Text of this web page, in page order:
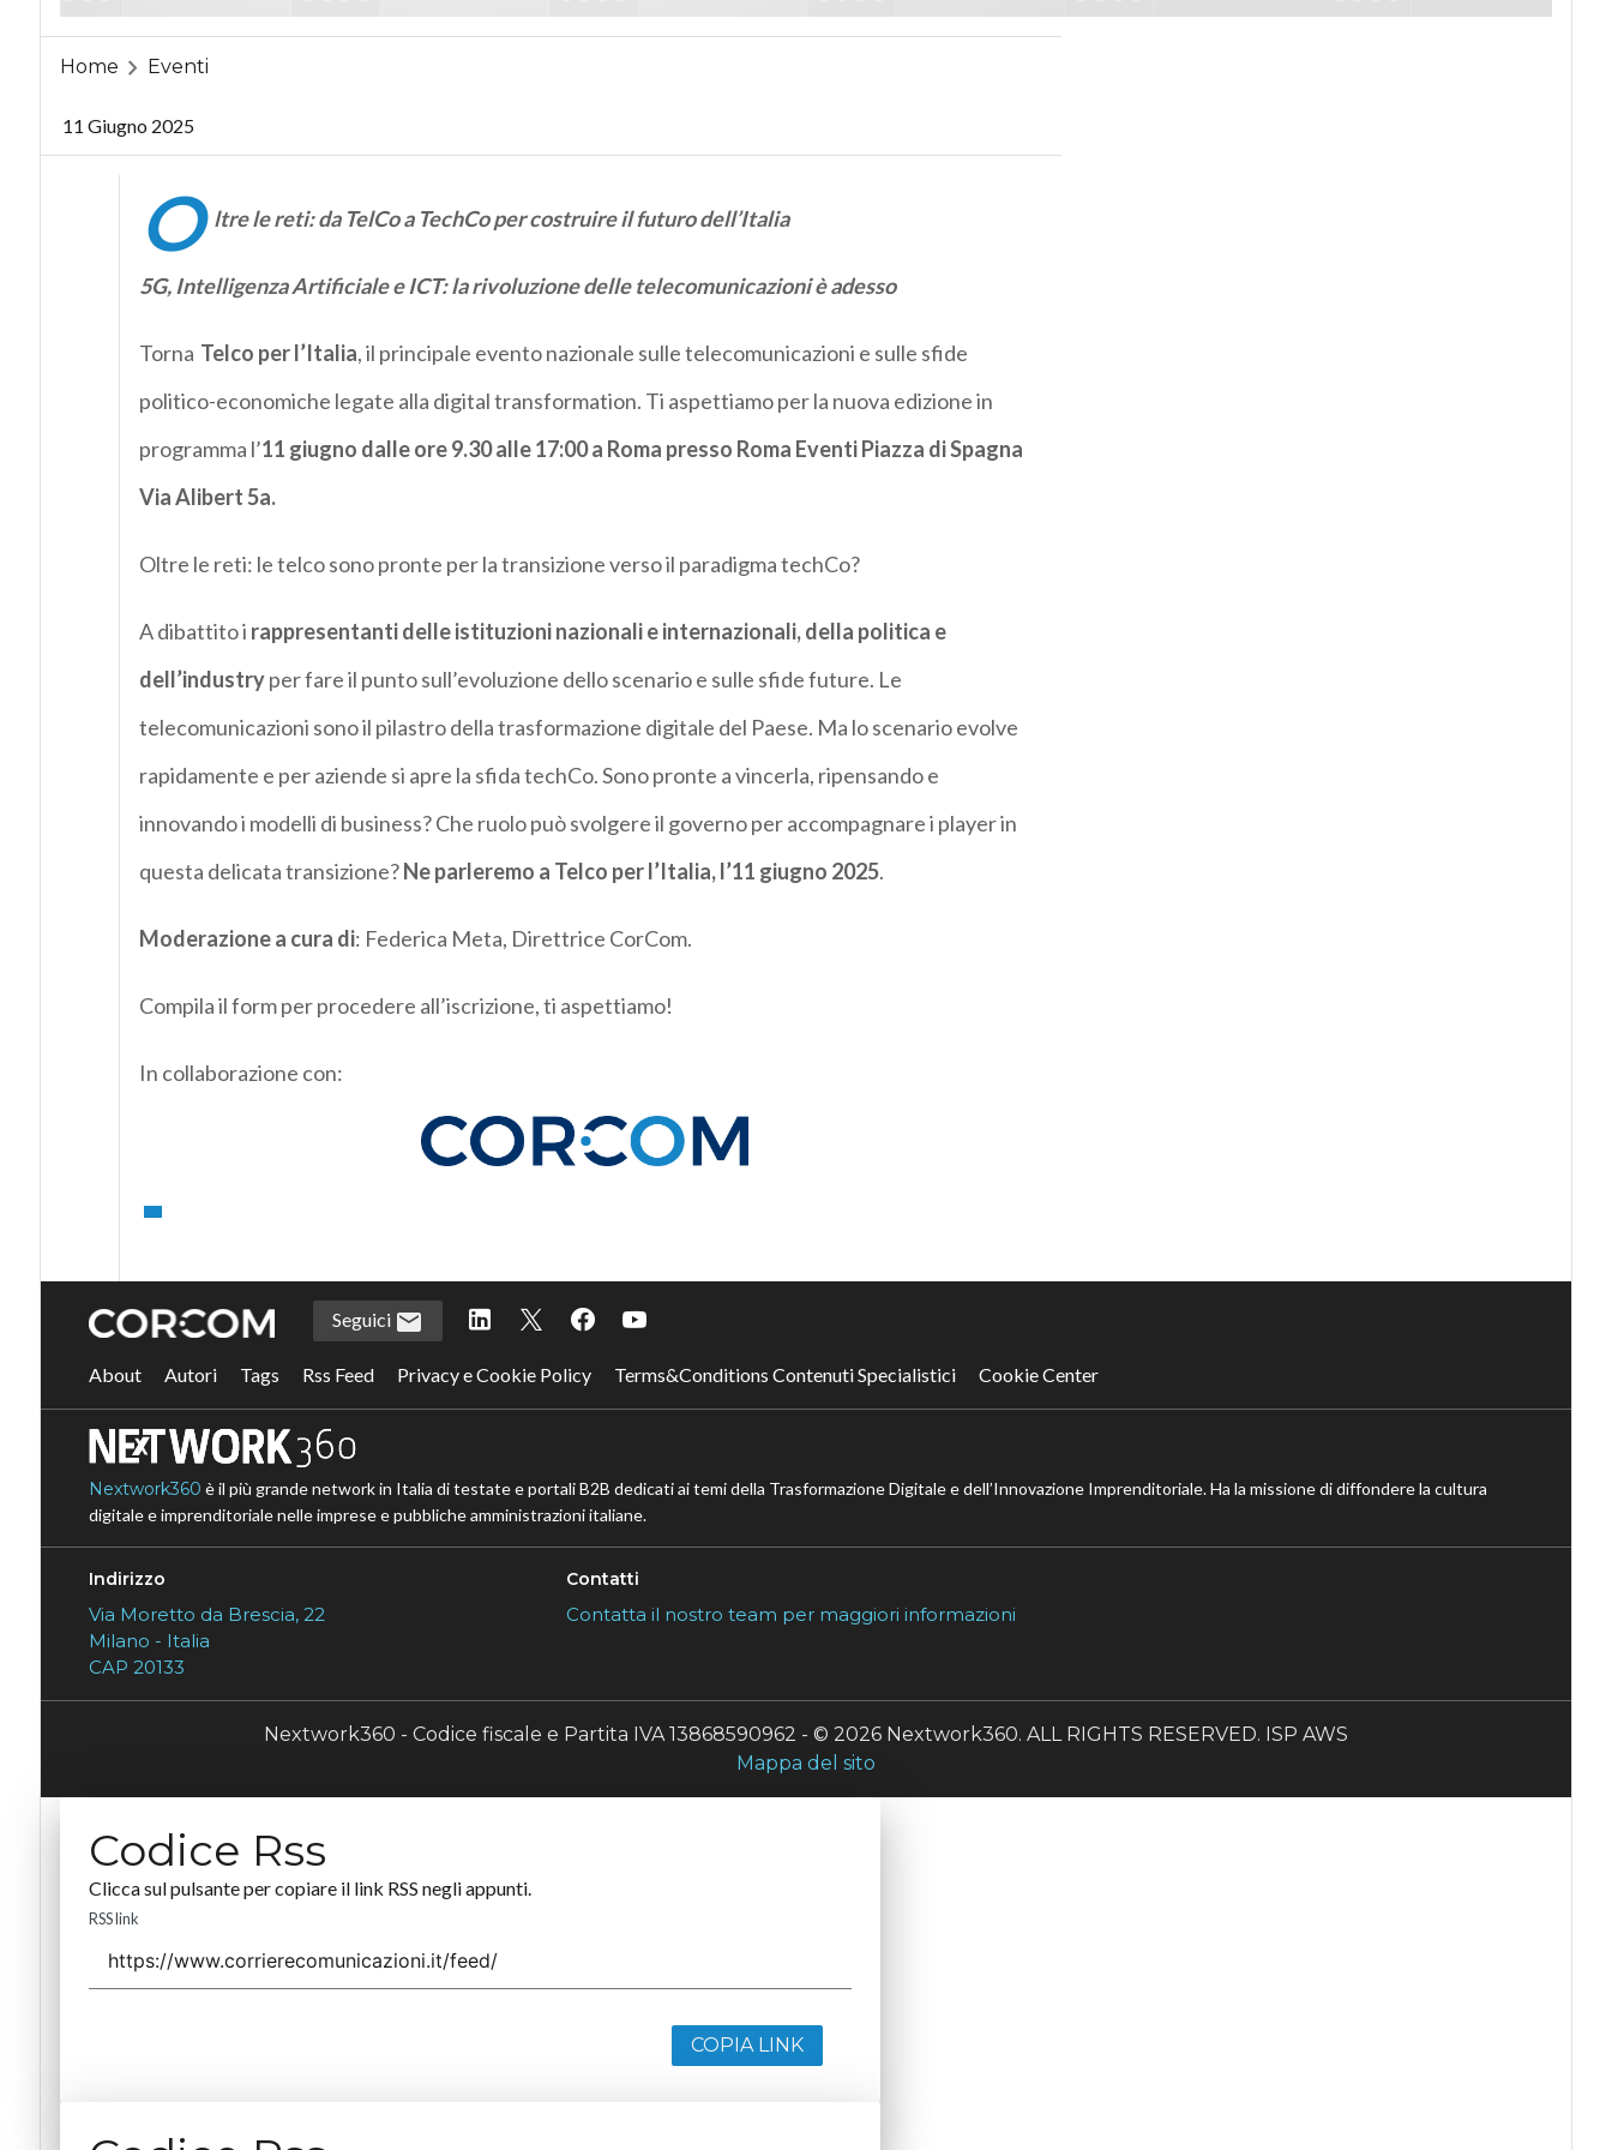
Home Eventi
11 Giugno 2025
O ltre le reti: da TelCo a TechCo per costruire il futuro dell’Italia
5G, Intelligenza Artificiale e ICT: la rivoluzione delle telecomunicazioni è adesso
Torna Telco per l’Italia, il principale evento nazionale sulle telecomunicazioni e sulle sfide
politico-economiche legate alla digital transformation. Ti aspettiamo per la nuova edizione in
programma l’11 giugno dalle ore 9.30 alle 17:00 a Roma presso Roma Eventi Piazza di Spagna
Via Alibert 5a.
Oltre le reti: le telco sono pronte per la transizione verso il paradigma techCo?
A dibattito i rappresentanti delle istituzioni nazionali e internazionali, della politica e
dell’industryper fare il punto sull’evoluzione dello scenario e sulle sfide future. Le
telecomunicazioni sono il pilastro della trasformazione digitale del Paese. Ma lo scenario evolve
rapidamente e per aziende si apre la sfida techCo. Sono pronte a vincerla, ripensando e
innovando i modelli di business? Che ruolo può svolgere il governo per accompagnare i player in
questa delicata transizione?Ne parleremo a Telco per l’Italia, l’11 giugno 2025.
Moderazione a cura di: Federica Meta, Direttrice CorCom.
Compila il form per procedere all’iscrizione, ti aspettiamo!
In collaborazione con:
Seguici
About Autori Tags Rss Feed Privacy e Cookie Policy Terms&Conditions Contenuti Specialistici Cookie Center
Nextwork360 è il più grande network in Italia di testate e portali B2B dedicati ai temi della Trasformazione Digitale e dell’Innovazione Imprenditoriale. Ha la missione di diffondere la cultura
digitale e imprenditoriale nelle imprese e pubbliche amministrazioni italiane.
Indirizzo
Via Moretto da Brescia, 22
Milano - Italia
CAP 20133
Contatti
Contatta il nostro team per maggiori informazioni
Nextwork360 - Codice fiscale e Partita IVA 13868590962 - © 2026 Nextwork360. ALL RIGHTS RESERVED. ISP AWS
Mappa del sito
Codice Rss
Clicca sul pulsante per copiare il link RSS negli appunti.
RSS link
COPIA LINK